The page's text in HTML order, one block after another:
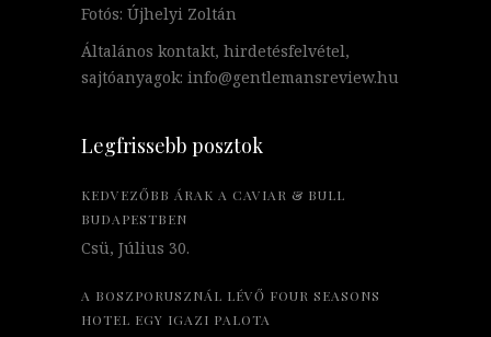
Fotós: Újhelyi Zoltán
Általános kontakt, hirdetésfelvétel,
sajtóanyagok: info@gentlemansreview.hu
Legfrissebb posztok
KEDVEZŐBB ÁRAK A CAVIAR & BULL
BUDAPESTBEN
Csü, Július 30.
A BOSZPORUSZNÁL LÉVŐ FOUR SEASONS
HOTEL EGY IGAZI PALOTA